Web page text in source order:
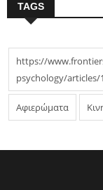
TAGS
https://
psychology/articles/
Αφιερώματα